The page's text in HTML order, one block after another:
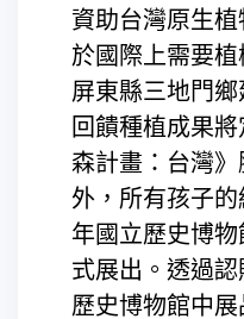
資助台灣原生
於國際上需要
屏東縣三地門
回饋種植成果
森計畫：台灣
外，所有孩子
年國立歷史博
式展出。透過
歷史博物館中